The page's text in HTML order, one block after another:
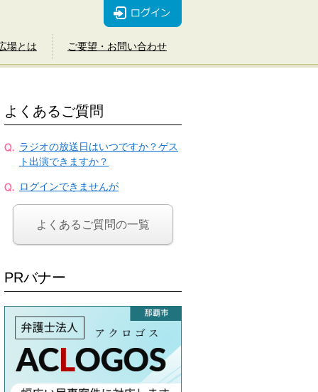
場とは ご要望・お問い合わせ
よくあるご質問
ラジオの放送日はいつですか？ゲス
ト出演できますか？
ログインできませんが
よくあるご質問の一覧
PRバナー